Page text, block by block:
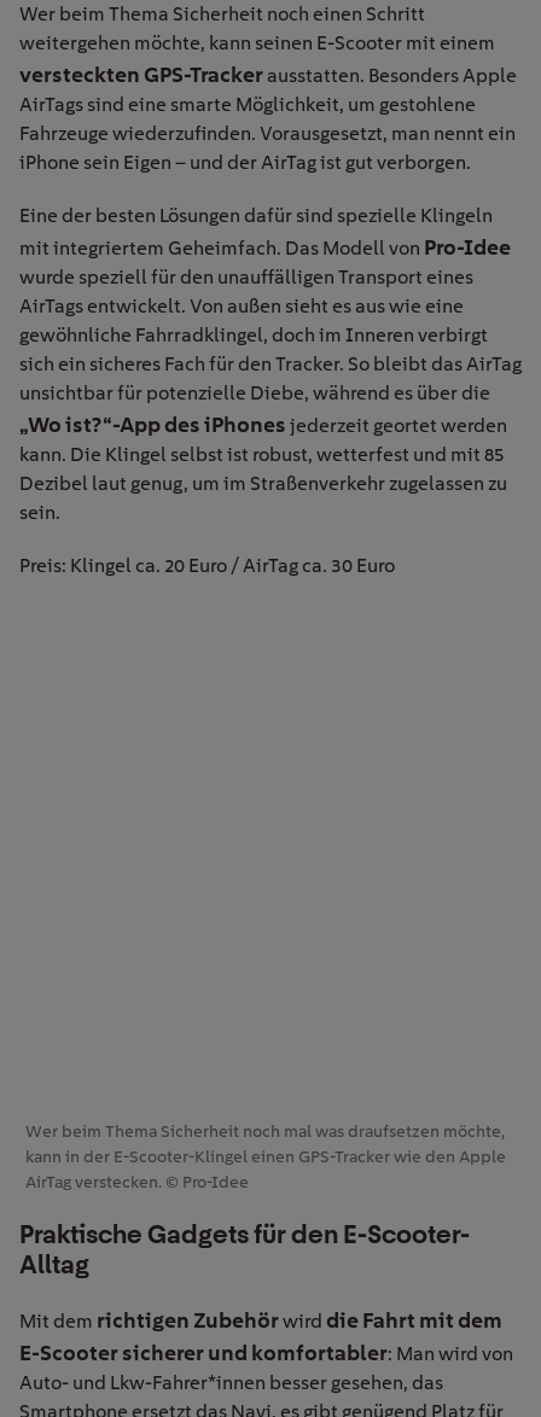
Wer beim Thema Sicherheit noch einen Schritt
weitergehen möchte, kann seinen E-Scooter mit einem
versteckten GPS-Tracker ausstatten. Besonders Apple
AirTags sind eine smarte Möglichkeit, um gestohlene
Fahrzeuge wiederzufinden. Vorausgesetzt, man nennt ein
iPhone sein Eigen – und der AirTag ist gut verborgen.
Eine der besten Lösungen dafür sind spezielle Klingeln
mit integriertem Geheimfach. Das Modell von Pro-Idee
wurde speziell für den unauffälligen Transport eines
AirTags entwickelt. Von außen sieht es aus wie eine
gewöhnliche Fahrradklingel, doch im Inneren verbirgt
sich ein sicheres Fach für den Tracker. So bleibt das AirTag
unsichtbar für potenzielle Diebe, während es über die
„Wo ist?“-Appdes iPhones jederzeit geortet werden
kann. Die Klingel selbst ist robust, wetterfest und mit 85
Dezibel laut genug, um im Straßenverkehr zugelassen zu
sein.
Preis: Klingel ca. 20 Euro / AirTag ca. 30 Euro
Wer beim Thema Sicherheit noch mal was draufsetzen möchte,
kann in der E-Scooter-Klingel einen GPS-Tracker wie den Apple
AirTag verstecken. © Pro-Idee
Praktische Gadgets für den E-Scooter-
Alltag
Mit dem richtigen Zubehörwird dieFahrt mit dem
E-Scooter sicherer und komfortabler: Man wird von
Auto- und Lkw-Fahrer*innen besser gesehen, das
Smartphone ersetzt das Navi, es gibt genügend Platz für